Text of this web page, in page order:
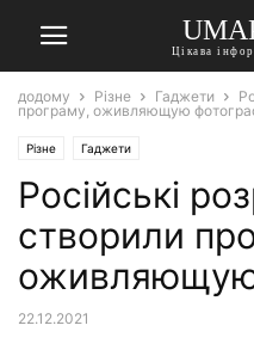
Цікава
додому Різне Гаджети
програму, оживляющую
Різне Гаджети
Російські
створили
оживляющую
22.12.2021